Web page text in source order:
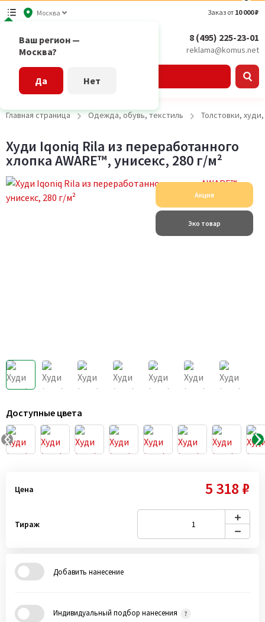
Москва
Ваш регион —
Москва?
Да Нет
Заказ от 10 000 ₽
8 (495) 225-23-01
reklama@komus.net
Главная страница Одежда, обувь, текстиль Толстовки,
Худи Iqoniq Rila из переработанного
хлопка AWARE™, унисекс, 280 г/м²
Акция
Эко товар
Доступные цвета
Цена 5 318 ₽
Тираж
Добавить нанесение
Индивидуальный подбор нанесения